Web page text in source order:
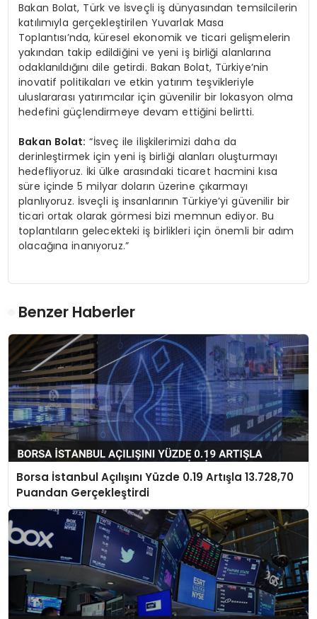
Bakan Bolat, Türk ve İsveçli iş dünyasından temsilcilerin
katılımıyla gerçekleştirilen Yuvarlak Masa
Toplantısı’nda, küresel ekonomik ve ticari gelişmelerin
yakından takip edildiğini ve yeni iş birliği alanlarına
odaklanıldığını dile getirdi. Bakan Bolat, Türkiye’nin
inovatif politikaları ve etkin yatırım teşvikleriyle
uluslararası yatırımcılar için güvenilir bir lokasyon olma
hedefini güçlendirmeye devam ettiğini belirtti.
Bakan Bolat: “İsveç ile ilişkilerimizi daha da
derinleştirmek için yeni iş birliği alanları oluşturmayı
hedefliyoruz. İki ülke arasındaki ticaret hacmini kısa
süre içinde 5 milyar doların üzerine çıkarmayı
planlıyoruz. İsveçli iş insanlarının Türkiye’yi güvenilir bir
ticari ortak olarak görmesi bizi memnun ediyor. Bu
toplantıların gelecekteki iş birlikleri için önemli bir adım
olacağına inanıyoruz.”
Benzer Haberler
Borsa İstanbul Açılışını Yüzde 0.19 Artışla 13.728,70
Puandan Gerçekleştirdi